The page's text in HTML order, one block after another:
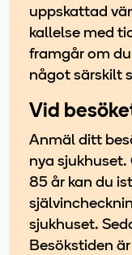
uppskattad
kallelse med
framgår om
något särskilt
Vid
Anmäl ditt
nya sjukhuset.
85 år kan du
sjukhuset.
Besökstiden